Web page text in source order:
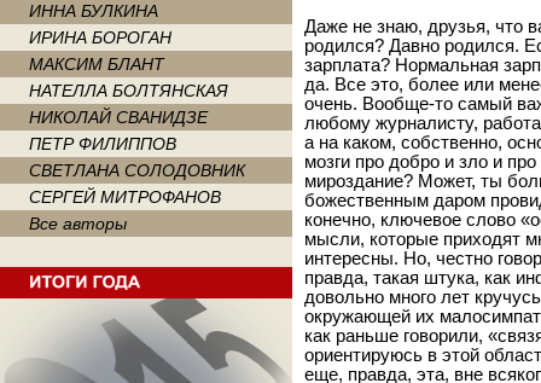
ИННА БУЛКИНА
ИРИНА БОРОГАН
МАКСИМ БЛАНТ
НАТЕЛЛА БОЛТЯНСКАЯ
НИКОЛАЙ СВАНИДЗЕ
ПЕТР ФИЛИППОВ
СВЕТЛАНА СОЛОДОВНИК
СЕРГЕЙ МИТРОФАНОВ
Все авторы
Даже не знаю, друзья, что
родился? Давно родился.
зарплата? Нормальная
да. Все это, более или
очень. Вообще-то самый
любому журналисту,
а на каком, собственно,
мозги про добро и зло и
мироздание? Может, ты
божественным даром
конечно, ключевое слово
мысли, которые приходят
интересны. Но, честно
правда, такая штука, как
довольно много лет
окружающей их
как раньше говорили,
ориентируюсь в этой
еще, правда, эта, вне